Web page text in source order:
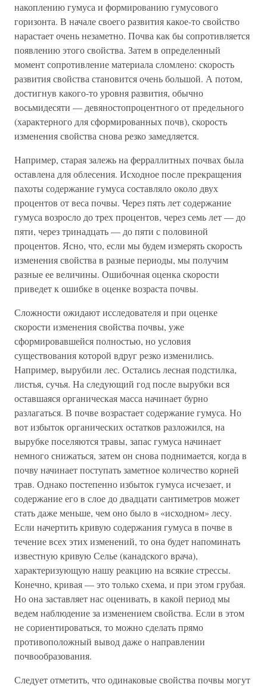
накоплению гумуса и формированию гумусового
горизонта. В начале своего развития какое-то свойство
нарастает очень незаметно. Почва как бы сопротивляется
появлению этого свойства. Затем в определенный
момент сопротивление материала сломлено: скорость
развития свойства становится очень большой. А потом,
достигнув какого-то уровня развития, обычно
восьмидесяти — девяностопроцентного от предельного
(характерного для сформированных почв), скорость
изменения свойства снова резко замедляется.
Например, старая залежь на ферраллитных почвах была
оставлена для облесения. Исходное после прекращения
пахоты содержание гумуса составляло около двух
процентов от веса почвы. Через пять лет содержание
гумуса возросло до трех процентов, через семь лет — до
пяти, через тринадцать — до пяти с половиной
процентов. Ясно, что, если мы будем измерять скорость
изменения свойства в разные периоды, мы получим
разные ее величины. Ошибочная оценка скорости
приведет к ошибке в оценке возраста почвы.
Сложности ожидают исследователя и при оценке
скорости изменения свойства почвы, уже
сформировавшейся полностью, но условия
существования которой вдруг резко изменились.
Например, вырубили лес. Остались лесная подстилка,
листья, сучья. На следующий год после вырубки вся
оставшаяся органическая масса начинает бурно
разлагаться. В почве возрастает содержание гумуса. Но
вот избыток органических остатков разложился, на
вырубке поселяются травы, запас гумуса начинает
немного снижаться, затем он снова поднимается, когда в
почву начинает поступать заметное количество корней
трав. Однако постепенно избыток гумуса исчезает, и
содержание его в слое до двадцати сантиметров может
стать даже меньше, чем оно было в «исходном» лесу.
Если начертить кривую содержания гумуса в почве в
течение всех этих изменений, то она будет напоминать
известную кривую Селье (канадского врача),
характеризующую нашу реакцию на всякие стрессы.
Конечно, кривая — это только схема, и при этом грубая.
Но она заставляет нас оценивать, в какой период мы
ведем наблюдение за изменением свойства. Если в этом
не сориентироваться, то можно сделать прямо
противоположный вывод даже о направлении
почвообразования.
Следует отметить, что одинаковые свойства почвы могут